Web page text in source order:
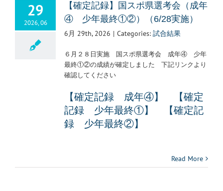
29
2026, 06
【確定記録】国スポ県選考会（成年
④ 少年最終①②）（6/28実施）
6月 29th, 2026 | Categories: 試合結果
６月２８日実施 国スポ県選考会 成年④ 少年
最終①②の成績が確定しました 下記リンクより
確認してください
【確定記録 成年④】
【確定
記録 少年最終①】 【確定記
録 少年最終②】
Read More